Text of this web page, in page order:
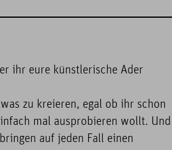
ihr eure künstlerische Ader
zu kreieren, egal ob ihr schon
mal ausprobieren wollt. Und
auf jeden Fall einen